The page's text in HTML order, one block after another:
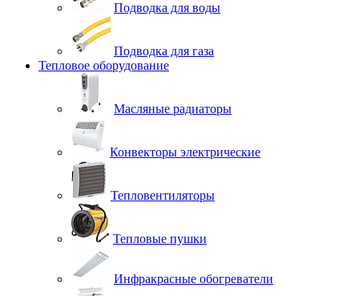
Подводка для воды
Подводка для газа
Тепловое оборудование
Масляные радиаторы
Конвекторы электрические
Тепловентиляторы
Тепловые пушки
Инфракрасные обогреватели